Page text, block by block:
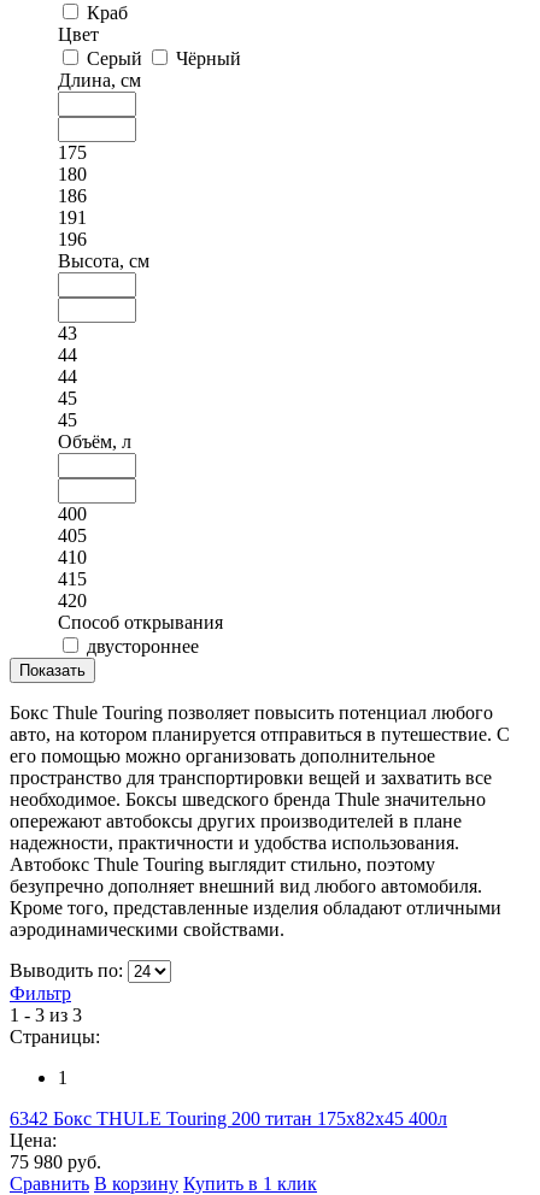
Краб
Цвет
Серый
Чёрный
Длина, см
175
180
186
191
196
Высота, см
43
44
44
45
45
Объём, л
400
405
410
415
420
Способ открывания
двустороннее
Бокс Thule Touring позволяет повысить потенциал любого
авто, на котором планируется отправиться в путешествие. С
его помощью можно организовать дополнительное
пространство для транспортировки вещей и захватить все
необходимое. Боксы шведского бренда Thule значительно
опережают автобоксы других производителей в плане
надежности, практичности и удобства использования.
Автобокс Thule Touring выглядит стильно, поэтому
безупречно дополняет внешний вид любого автомобиля.
Кроме того, представленные изделия обладают отличными
аэродинамическими свойствами.
Выводить по:
Фильтр
1 - 3 из 3
Страницы:
1
6342 Бокс THULE Touring 200 титан 175x82x45 400л
Цена:
75 980 руб.
Сравнить В корзину Купить в 1 клик